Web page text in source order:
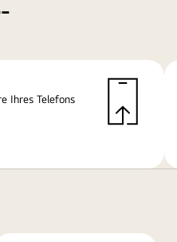
Ihres Telefons